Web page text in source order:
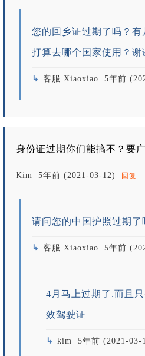
您的回乡证过期了吗？
打算去哪个国家使用？谢
客服 Xiaoxiao 5年前
身份证过期你们能搞不？要
Kim 5年前 (2021-03-12) 回复
请问您的中国护照过期了
客服 Xiaoxiao 5年前
4月马上过期了.而且
效驾驶证
kim 5年前 (2021-03-